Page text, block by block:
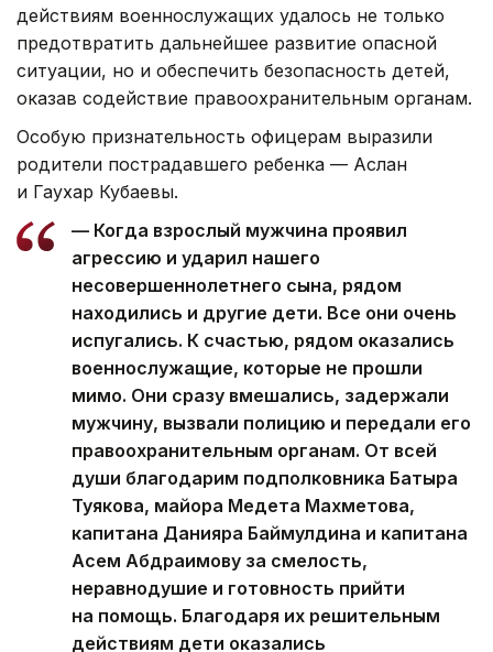
действиям военнослужащих удалось не только
предотвратить дальнейшее развитие опасной
ситуации, но и обеспечить безопасность детей,
оказав содействие правоохранительным органам.
Особую признательность офицерам выразили
родители пострадавшего ребенка — Аслан
и Гаухар Кубаевы.
— Когда взрослый мужчина проявил
агрессию и ударил нашего
несовершеннолетнего сына, рядом
находились и другие дети. Все они очень
испугались. К счастью, рядом оказались
военнослужащие, которые не прошли
мимо. Они сразу вмешались, задержали
мужчину, вызвали полицию и передали его
правоохранительным органам. От всей
души благодарим подполковника Батыра
Туякова, майора Медета Махметова,
капитана Данияра Баймулдина и капитана
Асем Абдраимову за смелость,
неравнодушие и готовность прийти
на помощь. Благодаря их решительным
действиям дети оказались